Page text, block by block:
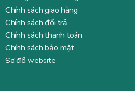
Chính sách giao hàng
Chính sách đổi trả
Chính sách thanh toán
Chính sách bảo mật
Sơ đồ website